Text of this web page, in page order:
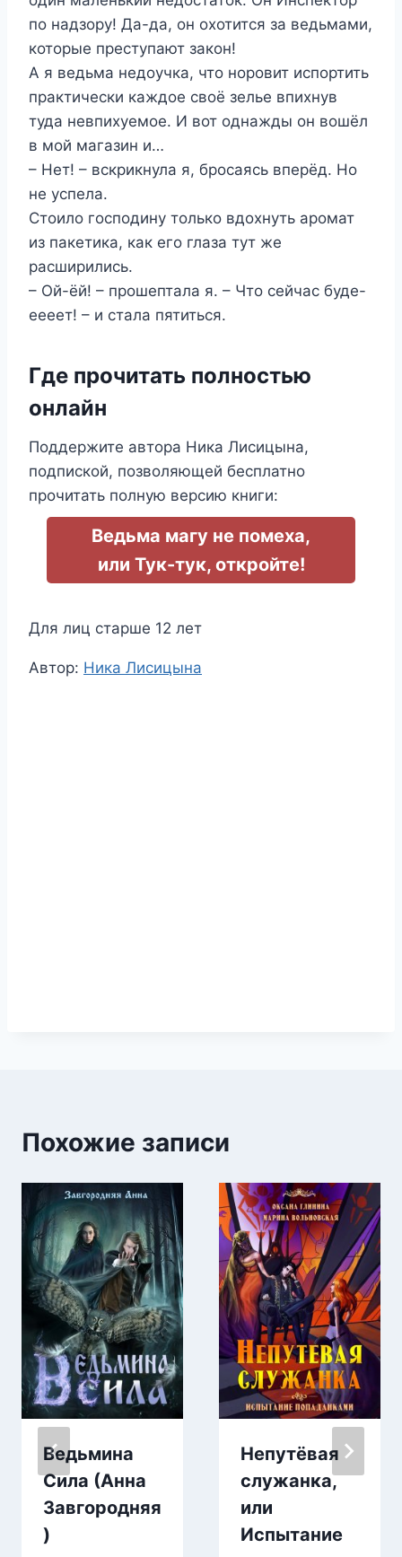
по надзору! Да-да, он охотится за ведьмами,
которые преступают закон!
А я ведьма недоучка, что норовит испортить
практически каждое своё зелье впихнув
туда невпихуемое. И вот однажды он вошёл
в мой магазин и…
– Нет! – вскрикнула я, бросаясь вперёд. Но
не успела.
Стоило господину только вдохнуть аромат
из пакетика, как его глаза тут же
расширились.
– Ой-ёй! – прошептала я. – Что сейчас буде-
еееет! – и стала пятиться.
Где прочитать полностью
онлайн
Поддержите автора Ника Лисицына,
подпиской, позволяющей бесплатно
прочитать полную версию книги:
Ведьма магу не помеха,
или Тук-тук, откройте!
Для лиц старше 12 лет
Метки
Автор: Ника Лисицына
Похожие записи
Ведьмина
Сила (Анна
Завгородняя
)
Непутёвая
служанка,
или
Испытание